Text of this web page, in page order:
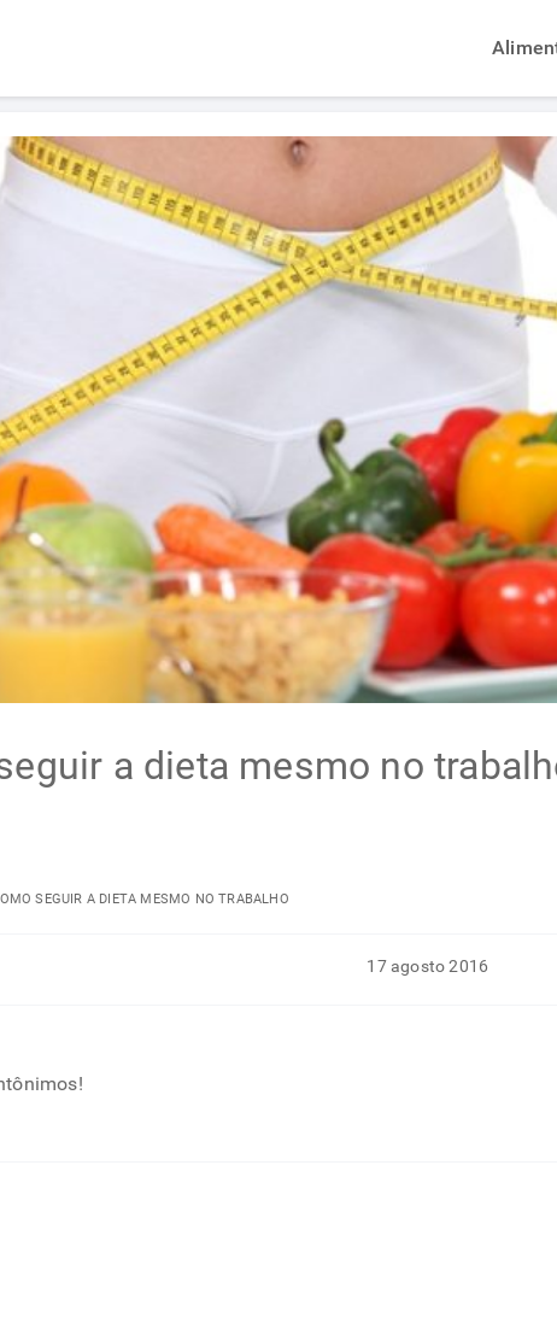
a dieta mesmo no
SEGUIR A DIETA MESMO NO TRABALHO
17 agosto 2016